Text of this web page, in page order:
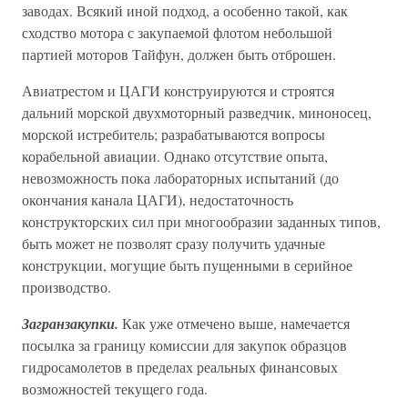
заводах. Всякий иной подход, а особенно такой, как
сходство мотора с закупаемой флотом небольшой
партией моторов Тайфун, должен быть отброшен.
Авиатрестом и ЦАГИ конструируются и строятся
дальний морской двухмоторный разведчик, миноносец,
морской истребитель; разрабатываются вопросы
корабельной авиации. Однако отсутствие опыта,
невозможность пока лабораторных испытаний (до
окончания канала ЦАГИ), недостаточность
конструкторских сил при многообразии заданных типов,
быть может не позволят сразу получить удачные
конструкции, могущие быть пущенными в серийное
производство.
Загранзакупки. Как уже отмечено выше, намечается
посылка за границу комиссии для закупок образцов
гидросамолетов в пределах реальных финансовых
возможностей текущего года.